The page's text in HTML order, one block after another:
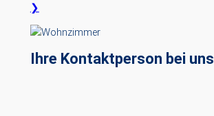
❯
Ihre Kontaktperson bei uns